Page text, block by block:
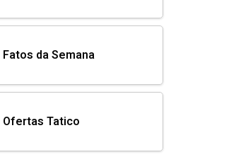
Fatos da Semana
Ofertas Tatico